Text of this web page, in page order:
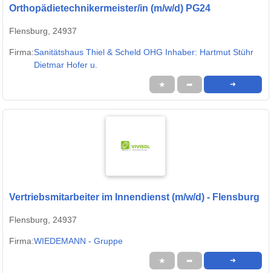
Orthopädietechnikermeister/in (m/w/d) PG24
Flensburg, 24937
Firma:Sanitätshaus Thiel & Scheld OHG Inhaber: Hartmut Stühr
Dietmar Hofer u.
★ ➦ ➜
Vertriebsmitarbeiter im Innendienst (m/w/d) - Flensburg
Flensburg, 24937
Firma:WIEDEMANN - Gruppe
★ ➦ ➜